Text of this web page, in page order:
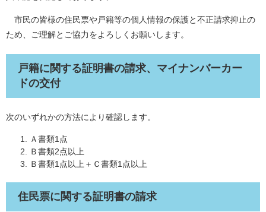
市民の皆様の住民票や戸籍等の個人情報の保護と不正請求抑止の
ため、ご理解とご協力をよろしくお願いします。
戸籍に関する証明書の請求、マイナンバーカー
ドの交付
次のいずれかの方法により確認します。
Ａ書類1点
Ｂ書類2点以上
Ｂ書類1点以上＋Ｃ書類1点以上
住民票に関する証明書の請求